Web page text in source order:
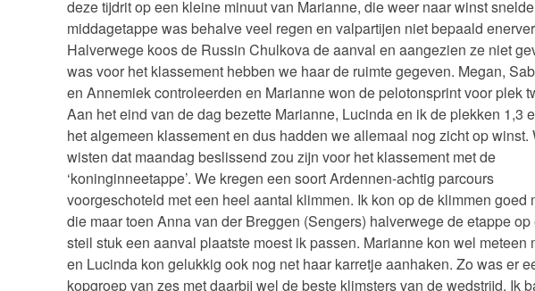
deze tijdrit op een kleine minuut van Marianne, die weer naar winst
middagetappe was behalve veel regen en valpartijen niet bepaald
Halverwege koos de Russin Chulkova de aanval en aangezien ze niet
was voor het klassement hebben we haar de ruimte gegeven. Megan,
en Annemiek controleerden en Marianne won de pelotonsprint voor plek
Aan het eind van de dag bezette Marianne, Lucinda en ik de plekken 1,3
het algemeen klassement en dus hadden we allemaal nog zicht op winst.
wisten dat maandag beslissend zou zijn voor het klassement met de
‘koninginneetappe’. We kregen een soort Ardennen-achtig parcours
voorgeschoteld met een heel aantal klimmen. Ik kon op de klimmen goed
die maar toen Anna van der Breggen (Sengers) halverwege de etappe op
steil stuk een aanval plaatste moest ik passen. Marianne kon wel meteen
en Lucinda kon gelukkig ook nog net haar karretje aanhaken. Zo was er
kopgroep van zes met daarbij wel de beste klimsters van de wedstrijd. Ik